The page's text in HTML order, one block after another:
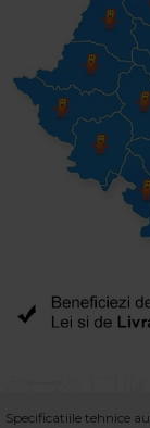
Specificatiile tehnice